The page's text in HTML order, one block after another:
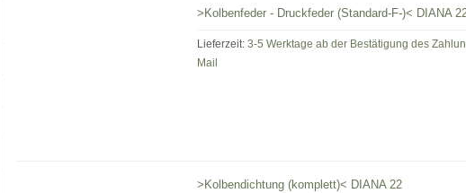
>Kolbenfeder - Druckfeder (Standard-F-)< DIANA
Lieferzeit:3-5 Werktage ab der Bestätigung des
Mail
>Kolbendichtung (komplett)< DIANA 22